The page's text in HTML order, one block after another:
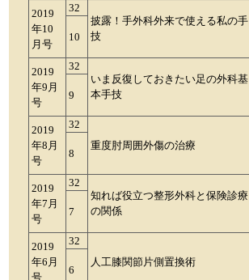
2019
年10
月号
32
披露！手外科外来で使える私の手
技
10
2019
年9月
号
32
いま反復しておきたい足の外科基
本手技
9
2019
年8月
号
32
重度肘周囲外傷の治療
8
2019
年7月
号
32
知れば役立つ整形外科と保険診療
の関係
7
2019
年6月
号
32
人工膝関節片側置換術
6